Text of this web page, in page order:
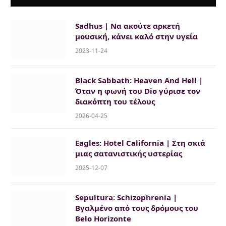
Sadhus | Να ακούτε αρκετή
μουσική, κάνει καλό στην υγεία
2023-11-24
Black Sabbath: Heaven And Hell |
Όταν η φωνή του Dio γύρισε τον
διακόπτη του τέλους
2026-04-25
Eagles: Hotel California | Στη σκιά
μιας σατανιστικής υστερίας
2025-12-07
Sepultura: Schizophrenia |
Βγαλμένο από τους δρόμους του
Belo Horizonte